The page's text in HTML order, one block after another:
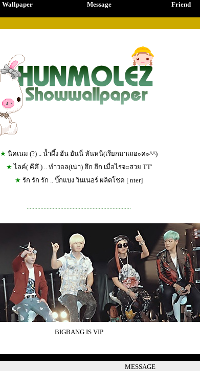
Wallpaper Message Friend
★ นิคเนม (?) .. น้ำผึ้ง ฮัน ฮันนี่ หันหนี(เรียกมาเถอะค่ะ^^)
★ ไลค์( คึคึ ) .. ทำวอล(เน่า) ฮึก ฮึก เมื่อไรจะสวย TT'
★ รัก รัก รัก .. บิ๊กแบง วินเนอร์ ผลิตโชค [ nter]
....................................................................
BIGBANG IS VIP
MESSAGE